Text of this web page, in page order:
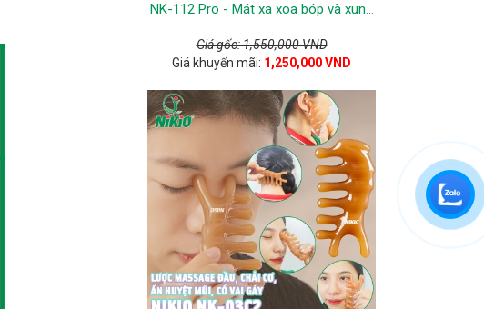
NK-112 Pro - Mát xa xoa bóp và xung
Giá gốc: 1,550,000 VND
Giá khuyến mãi: 1,250,000 VND